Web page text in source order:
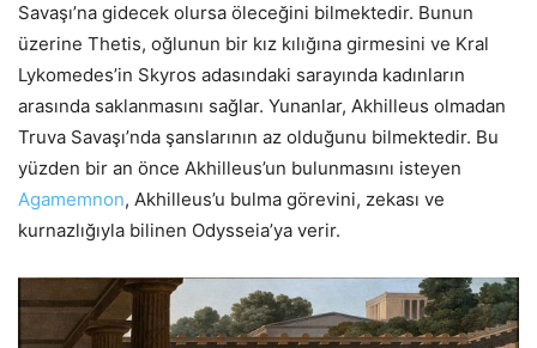
Savaşı’na gidecek olursa öleceğini bilmektedir. Bunun
üzerine Thetis, oğlunun bir kız kılığına girmesini ve Kral
Lykomedes’in Skyros adasındaki sarayında kadınların
arasında saklanmasını sağlar. Yunanlar, Akhilleus olmadan
Truva Savaşı’nda şanslarının az olduğunu bilmektedir. Bu
yüzden bir an önce Akhilleus’un bulunmasını isteyen
Agamemnon, Akhilleus’u bulma görevini, zekası ve
kurnazlığıyla bilinen Odysseia’ya verir.